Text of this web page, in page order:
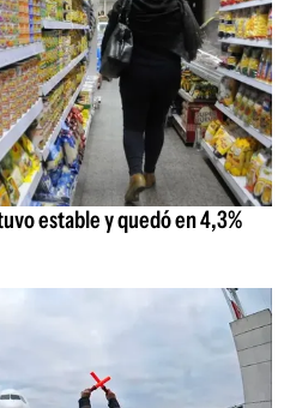
estable y quedó en 4,3%